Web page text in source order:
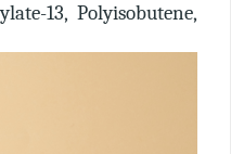
13, Polyisobutene,